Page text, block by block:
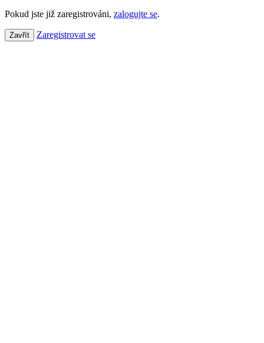
Pokud jste již zaregistrováni, zalogujte se.
Zavřít Zaregistrovat se